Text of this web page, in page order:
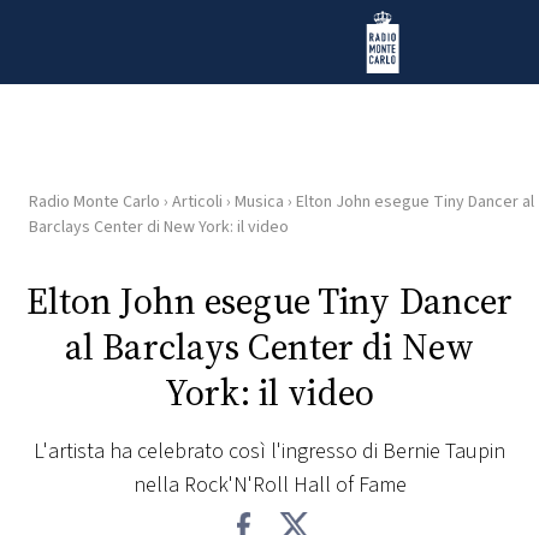
Radio Monte Carlo
HOME
RADIO
WEB
PLAYLIST
Radio Monte Carlo › Articoli › Musica › Elton John esegue Tiny Dancer al
Barclays Center di New York: il video
Elton John esegue Tiny Dancer
al Barclays Center di New
York: il video
L'artista ha celebrato così l'ingresso di Bernie Taupin
nella Rock'N'Roll Hall of Fame